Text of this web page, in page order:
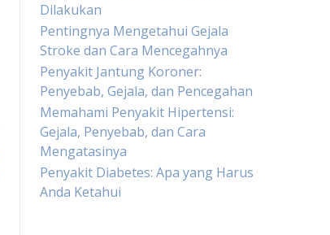
Dilakukan
Pentingnya Mengetahui Gejala
Stroke dan Cara Mencegahnya
Penyakit Jantung Koroner:
Penyebab, Gejala, dan Pencegahan
Memahami Penyakit Hipertensi:
Gejala, Penyebab, dan Cara
Mengatasinya
Penyakit Diabetes: Apa yang Harus
Anda Ketahui